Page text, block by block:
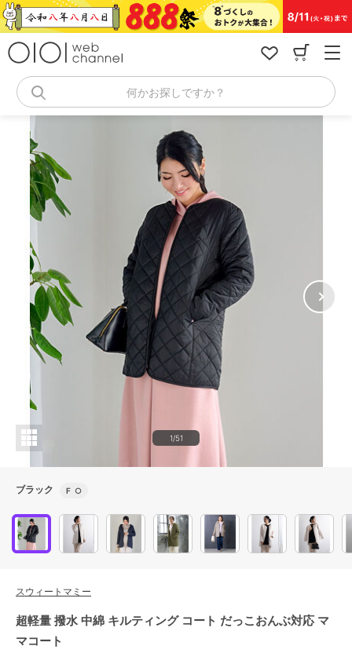
コ
ン
何かお探しですか？
1/51
ブラック F ○
スウィートマミー
超軽量 撥水 中綿 キルティング コート だっこおんぶ対応 マ
マコート